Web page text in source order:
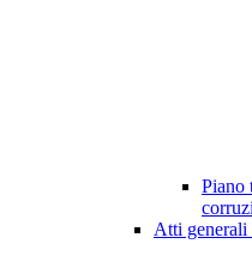
Piano
Atti generali